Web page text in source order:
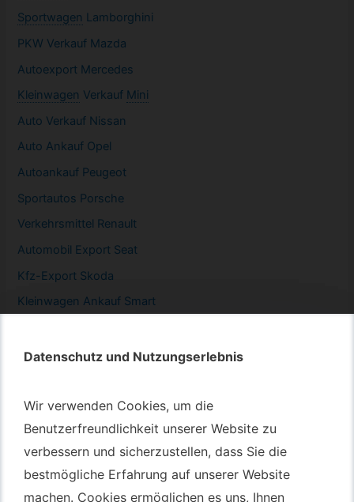
Datenschutz und Nutzungserlebnis
Wir verwenden Cookies, um die
Benutzerfreundlichkeit unserer Website zu
verbessern und sicherzustellen, dass Sie die
bestmögliche Erfahrung auf unserer Website
machen. Cookies ermöglichen es uns, Ihnen
Datenschutz und Nutzungserlebnis
Wir verwenden Cookies, um die
Benutzerfreundlichkeit unserer Website zu
verbessern und sicherzustellen, dass Sie die
bestmögliche Erfahrung auf unserer Website
machen. Cookies ermöglichen es uns, Ihnen
Sportwagen Lamborghini
PKW Verkauf Mazda
Autoexport Mercedes
Kleinwagen Verkauf Mini
Auto Verkauf Nissan
Auto Ankauf Opel
Autoankauf Peugeot
Sportautos Porsche
Verkehrsmittel Renault
Automobil Export Seat
Kfz-Export Skoda
Kleinwagen Ankauf Smart
Autotransport Bochum
Autotransport Düsseldorf
Autotransport Essen